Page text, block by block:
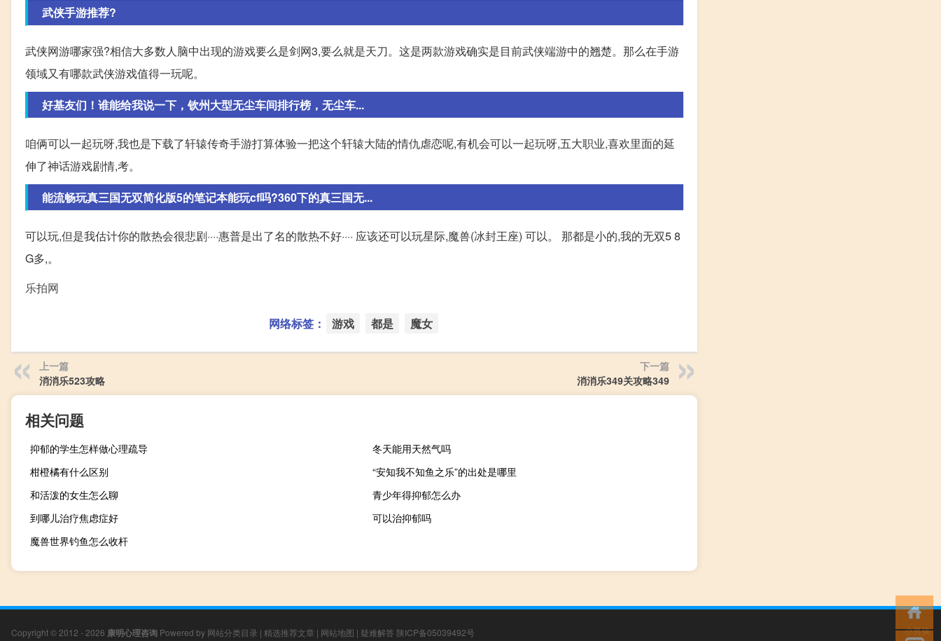
武侠手游推荐?
武侠网游哪家强?相信大多数人脑中出现的游戏要么是剑网3,要么就是天刀。这是两款游戏确实是目前武侠端游中的翘楚。那么在手游
领域又有哪款武侠游戏值得一玩呢。
好基友们！谁能给我说一下，钦州大型无尘车间排行榜，无尘车...
咱俩可以一起玩呀,我也是下载了轩辕传奇手游打算体验一把这个轩辕大陆的情仇虐恋呢,有机会可以一起玩呀,五大职业,喜欢里面的延
伸了神话游戏剧情,考。
能流畅玩真三国无双简化版5的笔记本能玩cf吗?360下的真三国无...
可以玩,但是我估计你的散热会很悲剧····惠普是出了名的散热不好···· 应该还可以玩星际,魔兽(冰封王座) 可以。 那都是小的,我的无双5 8
G多,。
乐拍网
网络标签： 游戏 都是 魔女
上一篇
消消乐523攻略
下一篇
消消乐349关攻略349
相关问题
抑郁的学生怎样做心理疏导
冬天能用天然气吗
柑橙橘有什么区别
“安知我不知鱼之乐”的出处是哪里
和活泼的女生怎么聊
青少年得抑郁怎么办
到哪儿治疗焦虑症好
可以治抑郁吗
魔兽世界钓鱼怎么收杆
Copyright © 2012 - 2026 康明心理咨询 Powered by 网站分类目录 | 精选推荐文章 | 网站地图 | 疑难解答 陕ICP备05039492号 小男孩